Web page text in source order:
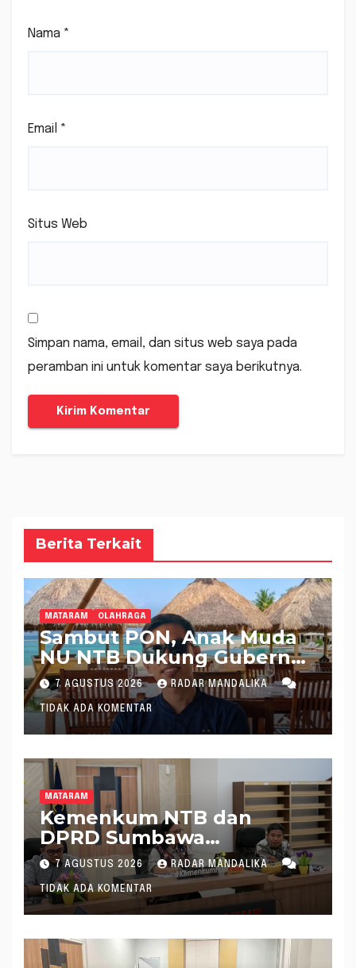
Nama *
Email *
Situs Web
Simpan nama, email, dan situs web saya pada
peramban ini untuk komentar saya berikutnya.
Berita Terkait
MATARAM OLAHRAGA
Sambut PON, Anak Muda
NU NTB Dukung Gubernur
Pimpin KONI NTB
7 AGUSTUS 2026 RADAR MANDALIKA
TIDAK ADA KOMENTAR
MATARAM
Kemenkum NTB dan
DPRD Sumbawa
Mantapkan Rencana
Pembentukan 8 Raperda
Inisiatif
7 AGUSTUS 2026 RADAR MANDALIKA
TIDAK ADA KOMENTAR